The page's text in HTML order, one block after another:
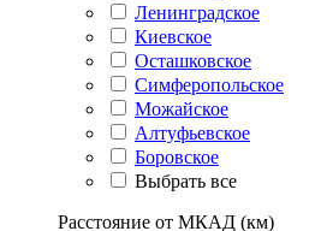
Ленинградское
Киевское
Осташковское
Симферопольское
Можайское
Алтуфьевское
Боровское
Выбрать все
Расстояние от МКАД (км)